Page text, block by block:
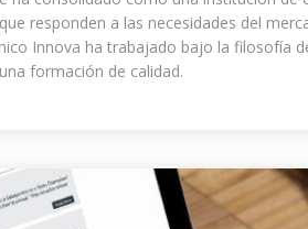
responden a las necesidades del
Innova ha trabajado bajo la filosofía
formación de calidad.